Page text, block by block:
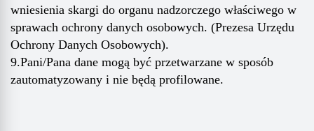
wniesienia skargi do organu nadzorczego właściwego w
sprawach ochrony danych osobowych. (Prezesa Urzędu
Ochrony Danych Osobowych).
9.Pani/Pana dane mogą być przetwarzane w sposób
zautomatyzowany i nie będą profilowane.